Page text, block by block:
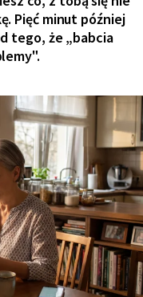
Pięć minut później
tego, że „babcia